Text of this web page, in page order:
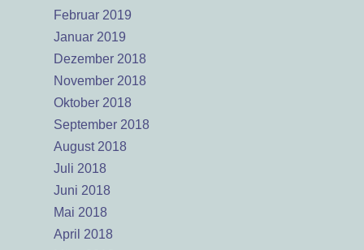
Februar 2019
Januar 2019
Dezember 2018
November 2018
Oktober 2018
September 2018
August 2018
Juli 2018
Juni 2018
Mai 2018
April 2018